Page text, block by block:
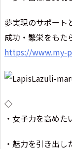
夢実現のサポート
成功・繁栄をもた
https://www.my-
◇
・女子力を高めた
・魅力を引き出し